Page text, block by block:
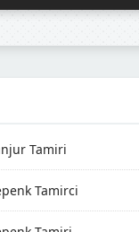
Tamiri
Tamirci